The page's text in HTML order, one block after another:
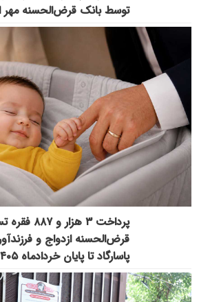
توسط بانک قرض‌الحسنه مهر
پرداخت ۳ هزار
قرض‌الحسنه ازدواج و
پاسارگاد تا پایان خردادماه ۱۴۰۵